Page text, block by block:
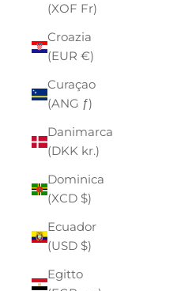
(XOF Fr)
Croazia
(EUR €)
Curaçao
(ANG ƒ)
Danimarca
(DKK kr.)
Dominica
(XCD $)
Ecuador
(USD $)
Egitto